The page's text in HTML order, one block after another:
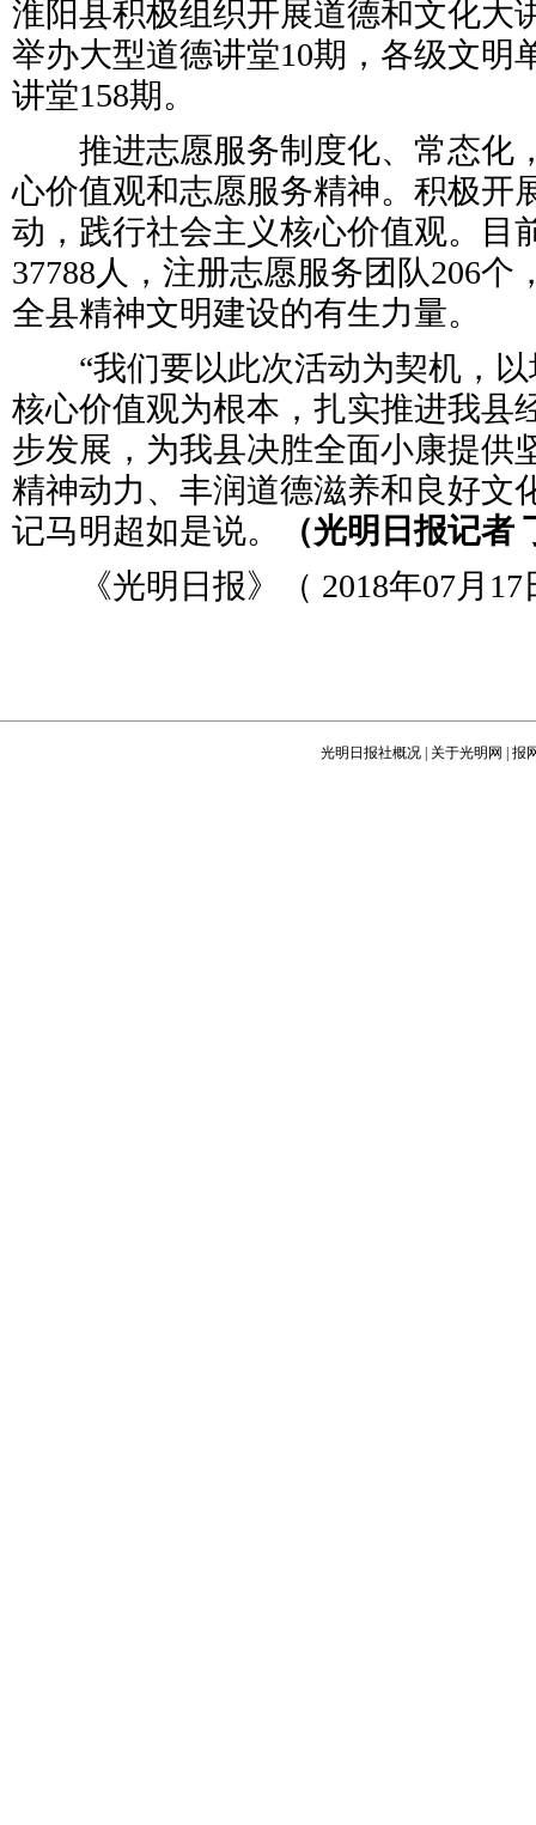
淮阳县积极组织开展道德和文化大
举办大型道德讲堂10期，各级文明
讲堂158期。
推进志愿服务制度化、常态化
心价值观和志愿服务精神。积极开
动，践行社会主义核心价值观。目
37788人，注册志愿服务团队206个
全县精神文明建设的有生力量。
“我们要以此次活动为契机，以
核心价值观为根本，扎实推进我县
步发展，为我县决胜全面小康提供
精神动力、丰润道德滋养和良好文
记马明超如是说。
（光明日报记者
《光明日报》（ 2018年07月17
光明日报社概况 关于光明网 报